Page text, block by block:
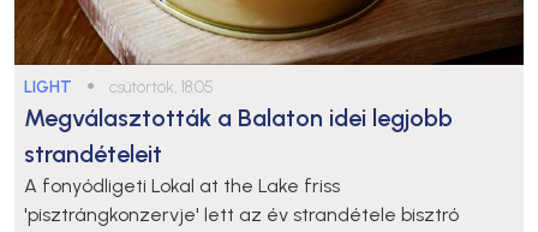
LIGHT ● csütörtök, 18:05
Megválasztották a Balaton idei legjobb
strandételeit
A fonyódligeti Lokal at the Lake friss
'pisztrángkonzervje' lett az év strandétele bisztró